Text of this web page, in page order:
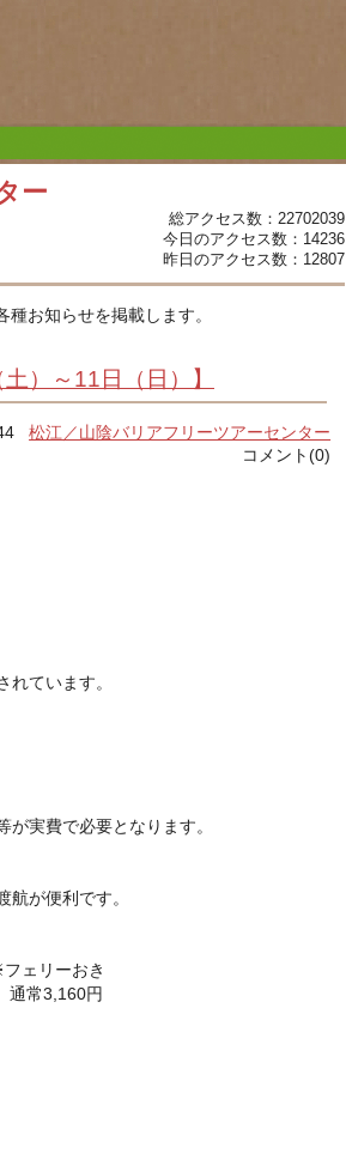
ー
総アクセス数：22702039
今日のアクセス数：14236
昨日のアクセス数：12807
お知らせを掲載します。
）～11日（日）】
松江／山陰バリアフリーツアーセンター
コメント(0)
ています。
実費で必要となります。
が便利です。
ェリーおき
通常3,160円